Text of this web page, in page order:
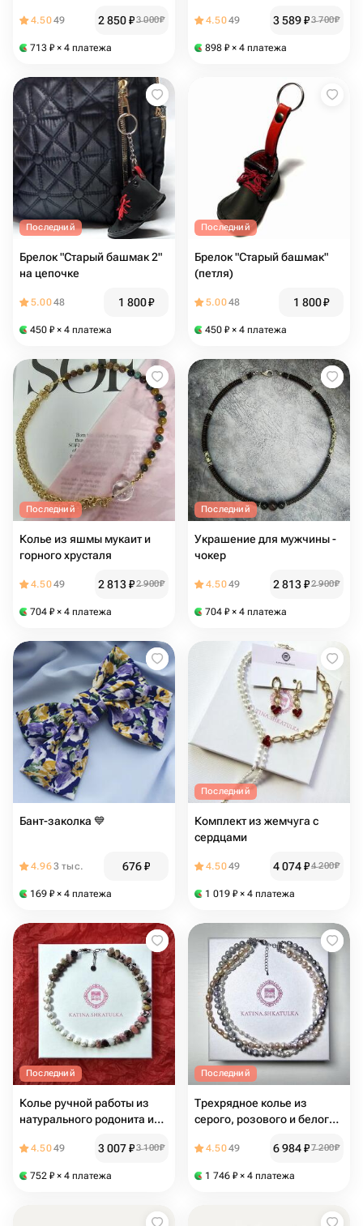
4.5049 2 850₽3 000₽
713 ₽ × 4 платежа
4.5049 3 589₽3 700₽
898 ₽ × 4 платежа
Последний
Брелок "Старый башмак 2"
на цепочке
5.0048 1 800₽
450 ₽ × 4 платежа
Последний
Брелок "Старый башмак"
(петля)
5.0048 1 800₽
450 ₽ × 4 платежа
Последний
Колье из яшмы мукаит и
горного хрусталя
4.5049 2 813₽2 900₽
704 ₽ × 4 платежа
Последний
Украшение для мужчины -
чокер
4.5049 2 813₽2 900₽
704 ₽ × 4 платежа
Бант-заколка 💙
4.963 тыс. 676₽
169 ₽ × 4 платежа
Последний
Комплект из жемчуга с
сердцами
4.5049 4 074₽4 200₽
1 019 ₽ × 4 платежа
Последний
Колье ручной работы из
натурального родонита и
4.5049 3 007₽3 100₽
752 ₽ × 4 платежа
Последний
Трехрядное колье из
серого, розового и белого
4.5049 6 984₽7 200₽
1 746 ₽ × 4 платежа